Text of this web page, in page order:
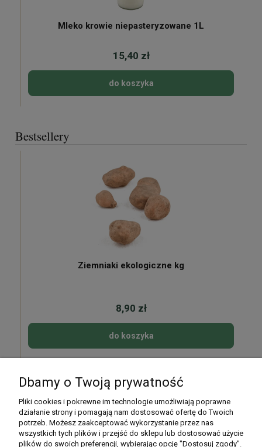
Mleko krowie niepasteryzowane 1L
15,40 zł
do koszyka
Bestsellery
Ziemniaki ekologiczne kg
8,90 zł
do koszyka
Moje konto
Dbamy o Twoją prywatność
Pliki cookies i pokrewne im technologie umożliwiają poprawne
działanie strony i pomagają nam dostosować ofertę do Twoich
potrzeb. Możesz zaakceptować wykorzystanie przez nas
wszystkich tych plików i przejść do sklepu lub dostosować użycie
plików do swoich preferencji, wybierając opcję "Dostosuj zgody".